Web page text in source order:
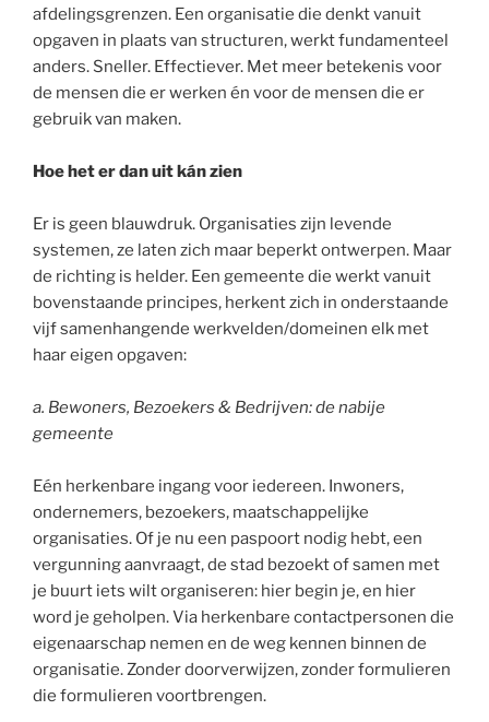
afdelingsgrenzen. Een organisatie die denkt vanuit
opgaven in plaats van structuren, werkt fundamenteel
anders. Sneller. Effectiever. Met meer betekenis voor
de mensen die er werken én voor de mensen die er
gebruik van maken.
Hoe het er dan uit kán zien
Er is geen blauwdruk. Organisaties zijn levende
systemen, ze laten zich maar beperkt ontwerpen. Maar
de richting is helder. Een gemeente die werkt vanuit
bovenstaande principes, herkent zich in onderstaande
vijf samenhangende werkvelden/domeinen elk met
haar eigen opgaven:
a. Bewoners, Bezoekers & Bedrijven: de nabije
gemeente
Eén herkenbare ingang voor iedereen. Inwoners,
ondernemers, bezoekers, maatschappelijke
organisaties. Of je nu een paspoort nodig hebt, een
vergunning aanvraagt, de stad bezoekt of samen met
je buurt iets wilt organiseren: hier begin je, en hier
word je geholpen. Via herkenbare contactpersonen die
eigenaarschap nemen en de weg kennen binnen de
organisatie. Zonder doorverwijzen, zonder formulieren
die formulieren voortbrengen.